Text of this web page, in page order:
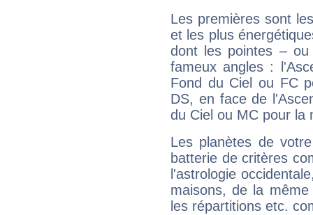
Les premières sont
et les plus
dont les pointes –
fameux angles :
Fond du Ciel ou FC
DS, en face de
du Ciel ou MC pour la
Les planètes de
batterie de critères
l'astrologie
maisons, de la
les répartitions etc.